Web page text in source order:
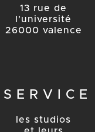
13 rue de
l'université
26000 valence
SERVICE
les studios